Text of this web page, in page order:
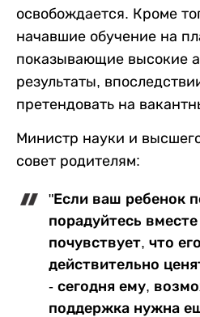
освобождается. Кроме
начавшие обучение на
показывающие высокие
результаты,
претендовать на
Министр науки и
совет родителям:
"Если ваш ребенок
порадуйтесь
почувствует, что
действительно
- сегодня ему,
поддержка нужна